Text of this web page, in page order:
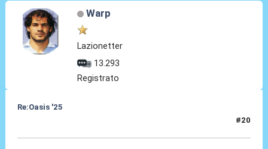
Warp
Lazionetter
13.293
Registrato
Re:Oasis '25
#20